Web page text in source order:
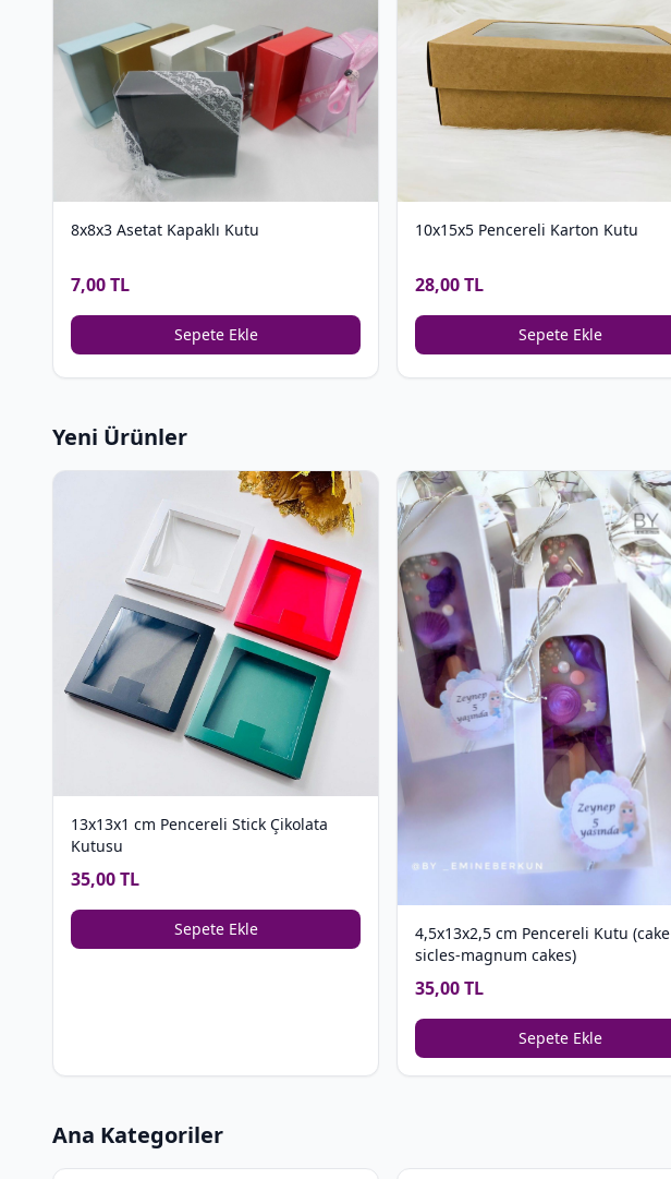
8x8x3 Asetat Kapaklı Kutu
7,00 TL
Sepete Ekle
10x15x5 Pencereli Karton Kutu
28,00 TL
Sepete Ekle
Yeni Ürünler
13x13x1 cm Pencereli Stick Çikolata
Kutusu
35,00 TL
Sepete Ekle
4,5x13x2,5 cm Pencereli Kutu (cake
sicles-magnum cakes)
35,00 TL
Sepete Ekle
Ana Kategoriler